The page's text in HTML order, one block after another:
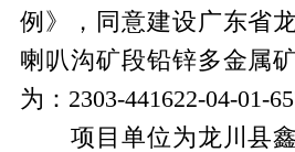
例》，同意建设广东省
喇叭沟矿段铅锌多金属
为： 2303-441622-04-01-
项目单位为龙川县鑫